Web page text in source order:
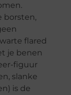
borsten,
flared
je benen
figuur
slanke
is de